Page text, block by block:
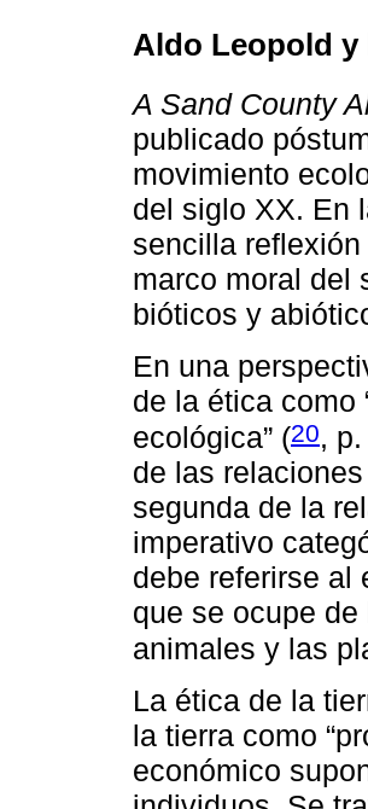
Aldo Leopold y
A Sand County
publicado
movimiento
del siglo XX. En
sencilla
marco moral del
bióticos y
En una
de la ética como
ecológica” (20,
de las
segunda de la
imperativo
debe referirse al
que se ocupe
animales y las
La ética de la
la tierra como
económico